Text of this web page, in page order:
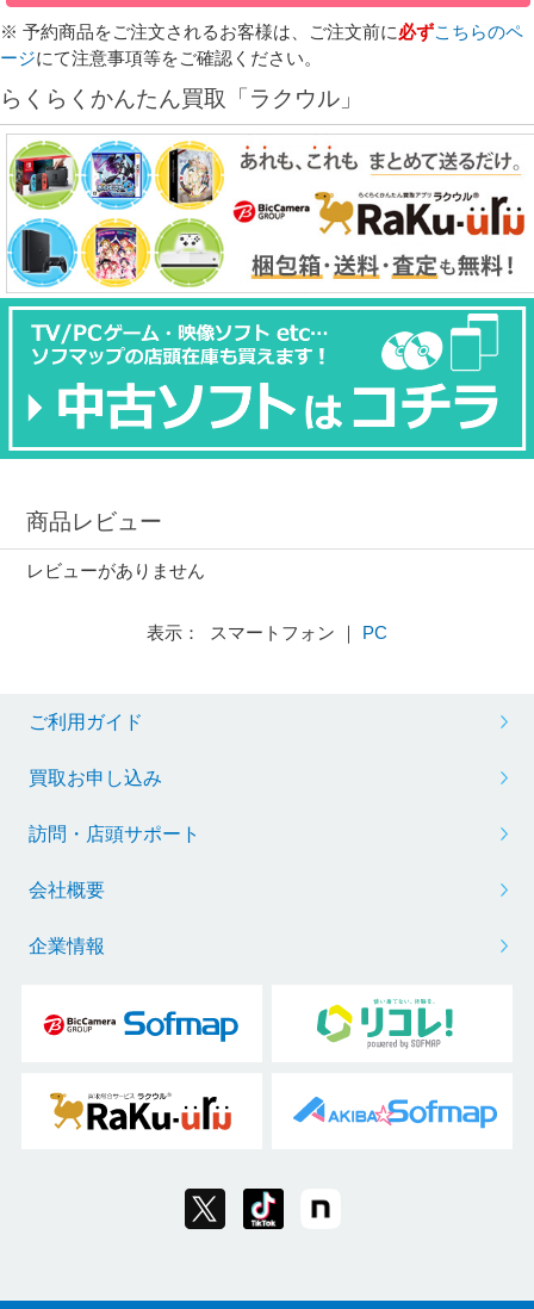
※ 予約商品をご注文されるお客様は、ご注文前に必ずこちらのペ
ージにて注意事項等をご確認ください。
らくらくかんたん買取「ラクウル」
商品レビュー
レビューがありません
表示： スマートフォン ｜ PC
ご利用ガイド
買取お申し込み
訪問・店頭サポート
会社概要
企業情報